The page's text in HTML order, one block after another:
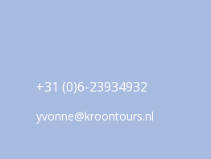
+31 (0)6-23934932
yvonne@kroontours.nl